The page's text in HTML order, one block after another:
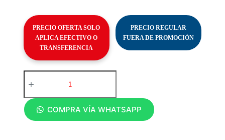
PRECIO OFERTA SOLO
APLICA EFECTIVO O
TRANSFERENCIA
PRECIO REGULAR
FUERA DE PROMOCIÓN
COMPRA VÍA WHATSAPP